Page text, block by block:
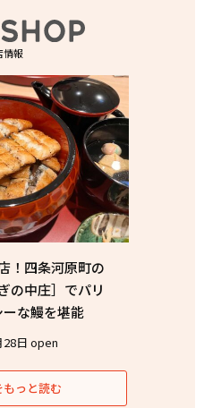
情報
！四条河原町の
の中庄］でパリ
な鰻を堪能
28日 open
っと読む